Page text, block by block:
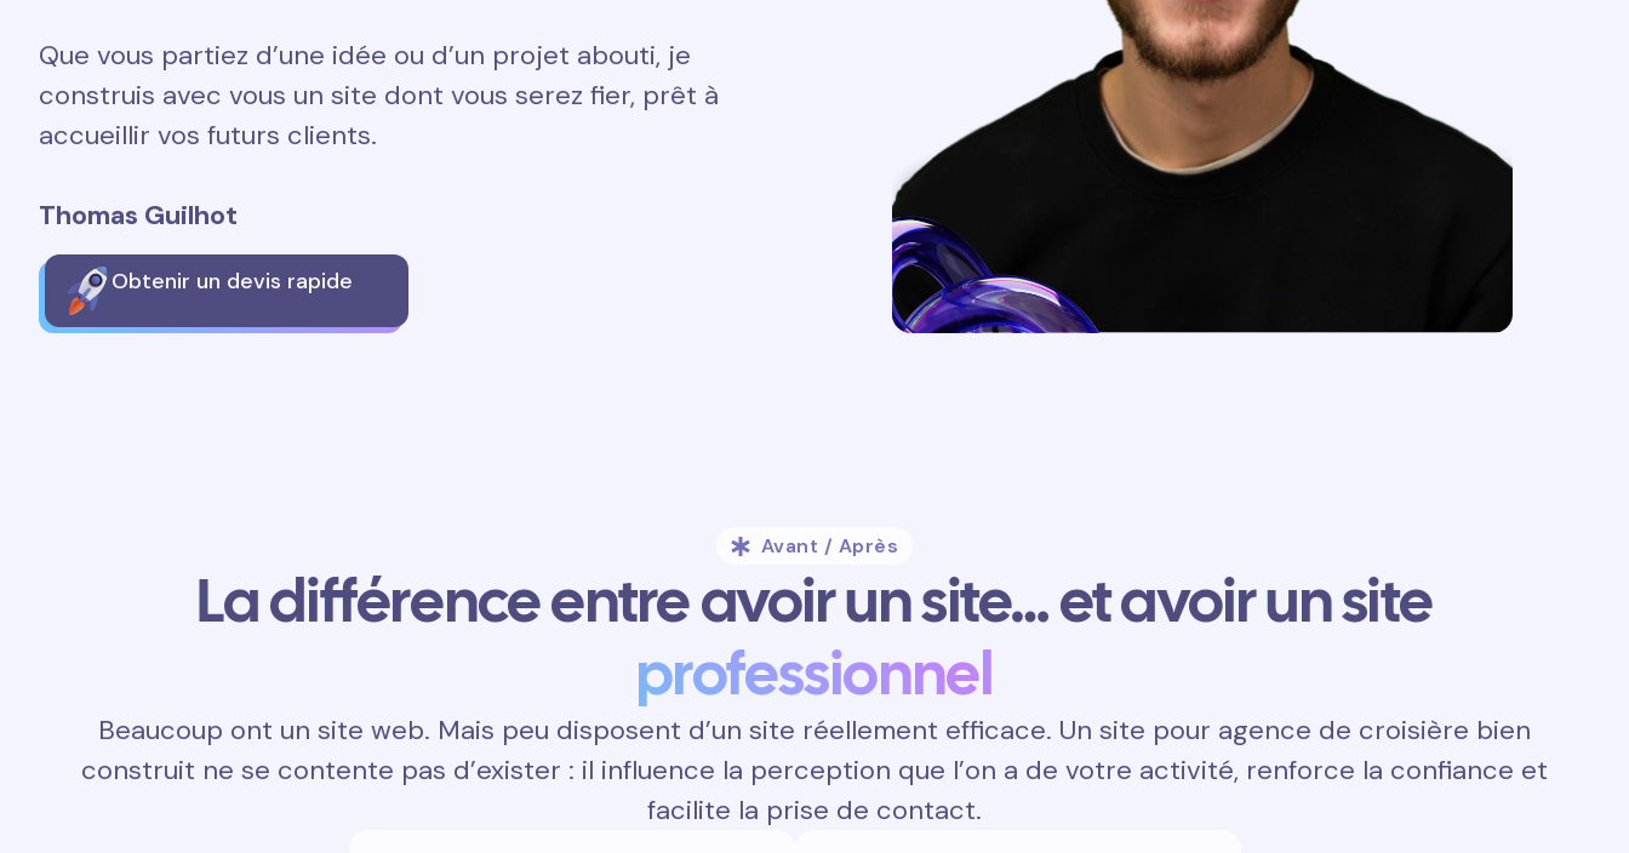
Que vous partiez d’une idée ou d’un projet abouti, je
construis avec vous un site dont vous serez fier, prêt à
accueillir vos futurs clients.
Thomas Guilhot
Obtenir un devis rapide
Avant / Après
La différence entre avoir un site… et avoir un site
professionnel
Beaucoup ont un site web. Mais peu disposent d’un site réellement efficace. Un site pour agence de croisière bien
construit ne se contente pas d’exister : il influence la perception que l’on a de votre activité, renforce la confiance et
facilite la prise de contact.